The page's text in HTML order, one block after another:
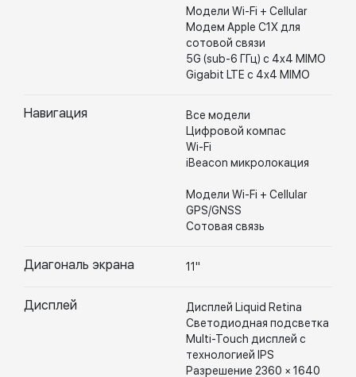
Модели Wi-Fi + Cellular
Модем Apple C1X для
сотовой связи
5G (sub-6 ГГц) с 4x4 MIMO
Gigabit LTE с 4x4 MIMO
Навигация
Все модели
Цифровой компас
Wi-Fi
iBeacon микролокация
Модели Wi-Fi + Cellular
GPS/GNSS
Сотовая связь
Диагональ экрана 11"
Дисплей
Дисплей Liquid Retina
Светодиодная подсветка
Multi-Touch дисплей с
технологией IPS
Разрешение 2360 × 1640